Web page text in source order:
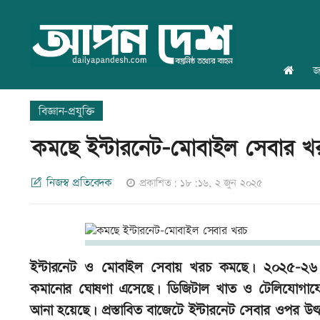
বিজ্ঞান-প্রযুক্তি
কমছে ইন্টারনেট-মোবাইল সেবার
নিজস্ব প্রতিবেদক প্রকাশিত: ১৮:১৬, ২ জুন ২০২৫
ইন্টারনেট ও মোবাইল সেবায় খরচ কমছে। ২০২৫-২৬
কমানোর ঘোষণা এসেছে। ডিজিটাল খাত ও
আনা হয়েছে। প্রস্তাবিত বাজেটে ইন্টারনেট সেবার